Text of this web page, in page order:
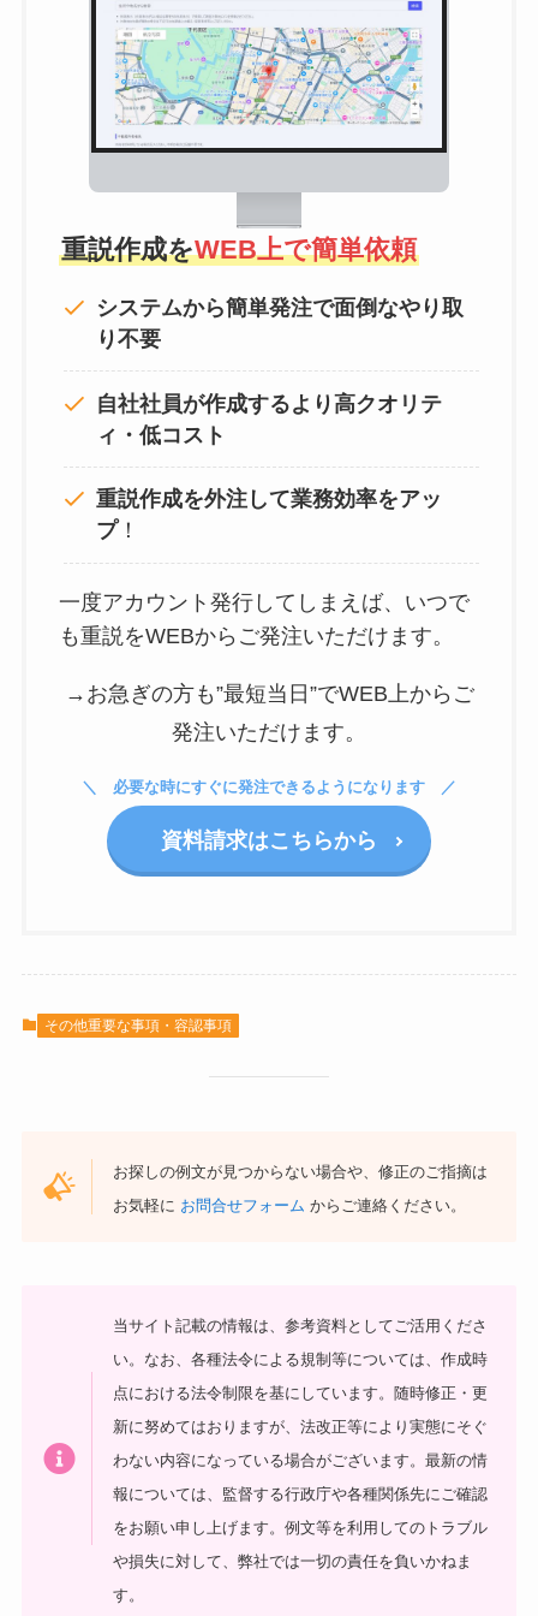
重説作成をWEB上で簡単依頼
システムから簡単発注で面倒なやり取
り不要
自社社員が作成するより高クオリテ
ィ・低コスト
重説作成を外注して業務効率をアッ
プ！
一度アカウント発行してしまえば、いつで
も重説をWEBからご発注いただけます。
→お急ぎの方も”最短当日”でWEB上からご
発注いただけます。
必要な時にすぐに発注できるようになります
資料請求はこちらから
その他重要な事項・容認事項
お探しの例文が見つからない場合や、修正のご指摘は
お気軽に お問合せフォーム からご連絡ください。
当サイト記載の情報は、参考資料としてご活用くださ
い。 なお、各種法令による規制等については、作成時
点における法令制限を基にしています。随時修正・更
新に努めてはおりますが、法改正等により実態にそぐ
わない内容になっている場合がございます。最新の情
報については、監督する行政庁や各種関係先にご確認
をお願い申し上げます。例文等を利用してのトラブル
や損失に対して、弊社では一切の責任を負いかねま
す。